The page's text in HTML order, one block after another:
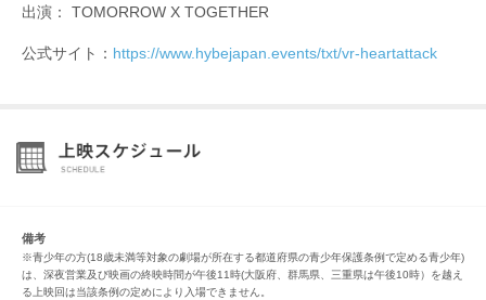
出演： TOMORROW X TOGETHER
公式サイト： https://www.hybejapan.events/txt/vr-heartattack
備考
※青少年の方(18歳未満等対象の劇場が所在する都道府県の青少年保護条例で定める青少年)
は、深夜営業及び映画の終映時間が午後11時(大阪府、群馬県、三重県は午後10時）を越え
る上映回は当該条例の定めにより入場できません。